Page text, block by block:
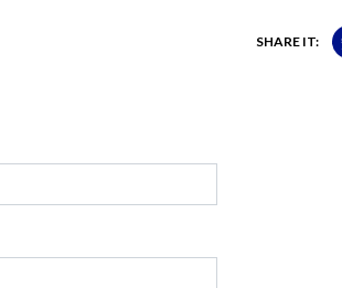
SHARE IT: